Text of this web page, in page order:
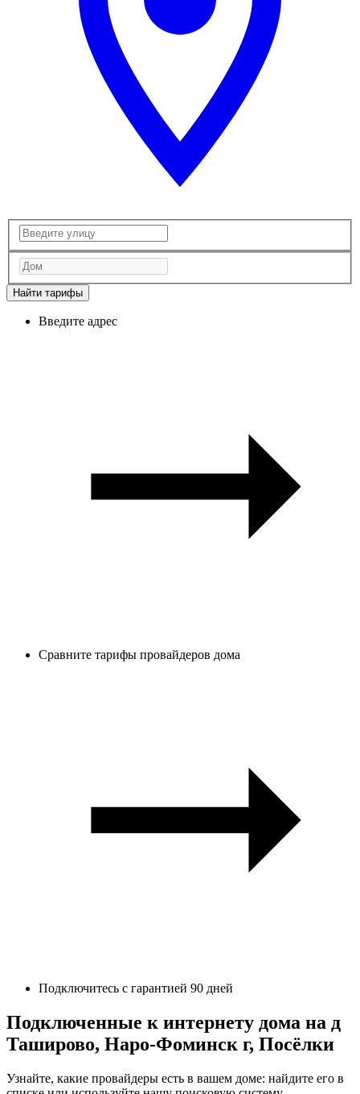
Найти тарифы
Введите адрес
Сравните тарифы провайдеров дома
Подключитесь с гарантией 90 дней
Подключенные к интернету дома на д
Таширово, Наро-Фоминск г, Посёлки
Узнайте, какие провайдеры есть в вашем доме: найдите его в